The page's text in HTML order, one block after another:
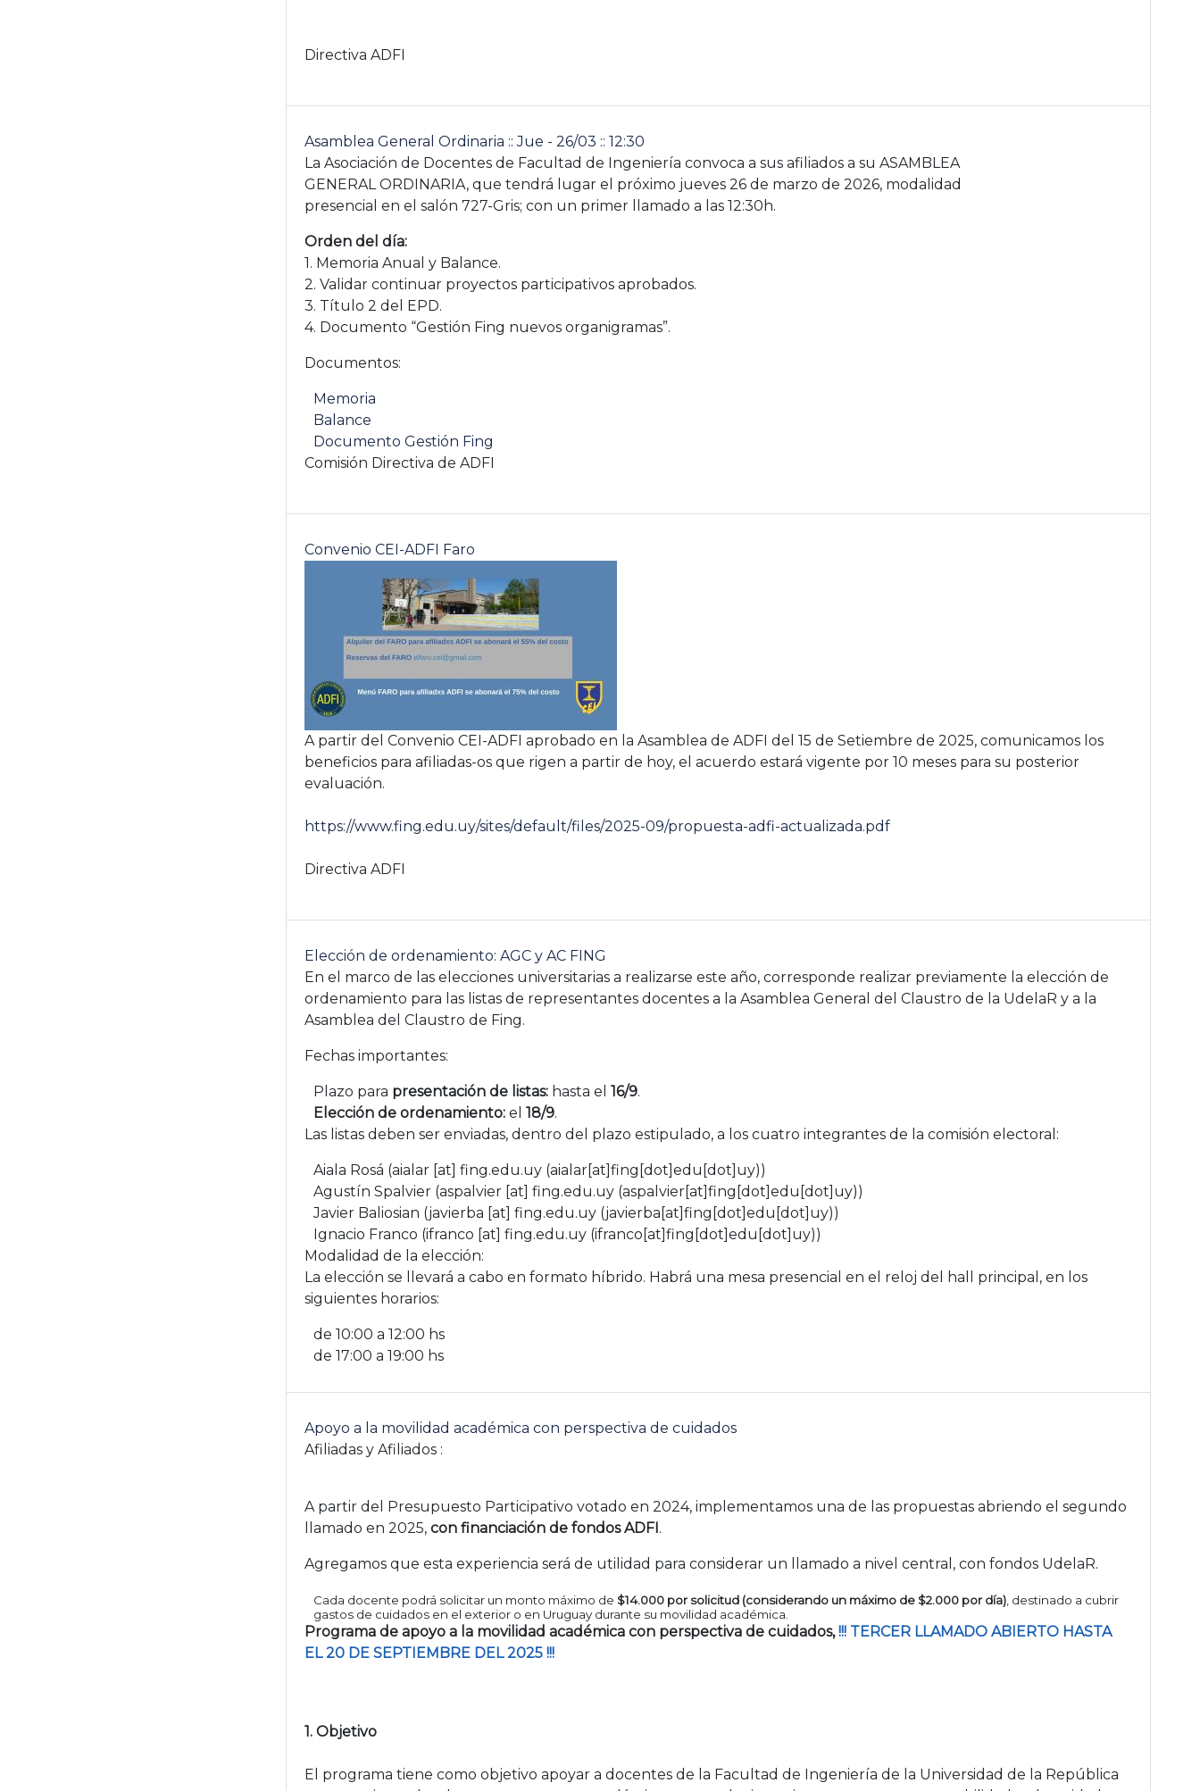
Directiva ADFI
Asamblea General Ordinaria :: Jue - 26/03 :: 12:30
La Asociación de Docentes de Facultad de Ingeniería convoca a sus afiliados a su ASAMBLEA
GENERAL ORDINARIA, que tendrá lugar el próximo jueves 26 de marzo de 2026, modalidad
presencial en el salón 727-Gris; con un primer llamado a las 12:30h.
Orden del día:
1. Memoria Anual y Balance.
2. Validar continuar proyectos participativos aprobados.
3. Título 2 del EPD.
4. Documento “Gestión Fing nuevos organigramas”.
Documentos:
Memoria
Balance
Documento Gestión Fing
Comisión Directiva de ADFI
Convenio CEI-ADFI Faro
A partir del Convenio CEI-ADFI aprobado en la Asamblea de ADFI del 15 de Setiembre de 2025, comunicamos los
beneficios para afiliadas-os que rigen a partir de hoy, el acuerdo estará vigente por 10 meses para su posterior
evaluación.
https://www.fing.edu.uy/sites/default/files/2025-09/propuesta-adfi-actualizada.pdf
Directiva ADFI
Elección de ordenamiento: AGC y AC FING
En el marco de las elecciones universitarias a realizarse este año, corresponde realizar previamente laelección de
ordenamiento para las listas de representantes docentes a laAsamblea General del Claustro de la UdelaR y a la
Asamblea del Claustro de Fing.
Fechas importantes:
Plazo para presentación de listas: hasta el16/9.
Elección de ordenamiento: el18/9.
Las listas deben ser enviadas, dentro del plazo estipulado, a los cuatro integrantes de la comisión electoral:
Aiala Rosá (aialar [at]fing.edu.uy (aialar[at]fing[dot]edu[dot]uy))
Agustín Spalvier (aspalvier [at]fing.edu.uy (aspalvier[at]fing[dot]edu[dot]uy))
Javier Baliosian (javierba [at]fing.edu.uy (javierba[at]fing[dot]edu[dot]uy))
Ignacio Franco (ifranco [at]fing.edu.uy (ifranco[at]fing[dot]edu[dot]uy))
Modalidad de la elección:
La elección se llevará a cabo en formato híbrido. Habrá una mesa presencial en el reloj del hall principal, en los
siguientes horarios:
de 10:00 a 12:00 hs
de 17:00 a 19:00 hs
Apoyo a la movilidad académica con perspectiva de cuidados
Afiliadas y Afiliados :
A partir del Presupuesto Participativo votado en 2024, implementamos una de las propuestas abriendo el segundo
llamado en 2025,con financiación de fondos ADFI.
Agregamos que esta experiencia será de utilidad para considerar un llamado a nivel central, con fondos UdelaR.
Cada docente podrá solicitar un monto máximo de $14.000 por solicitud (considerando un máximo de $2.000 por día) , destinado a cubrir
gastos de cuidados en el exterior o en Uruguay durante su movilidad académica.
Programa de apoyo a la movilidad académica con perspectiva de cuidados,!!! TERCER LLAMADO ABIERTO HASTA
EL 20 DE SEPTIEMBRE DEL 2025 !!!
1. Objetivo
El programa tiene como objetivo apoyar a docentes de la Facultad de Ingeniería de la Universidad de la República